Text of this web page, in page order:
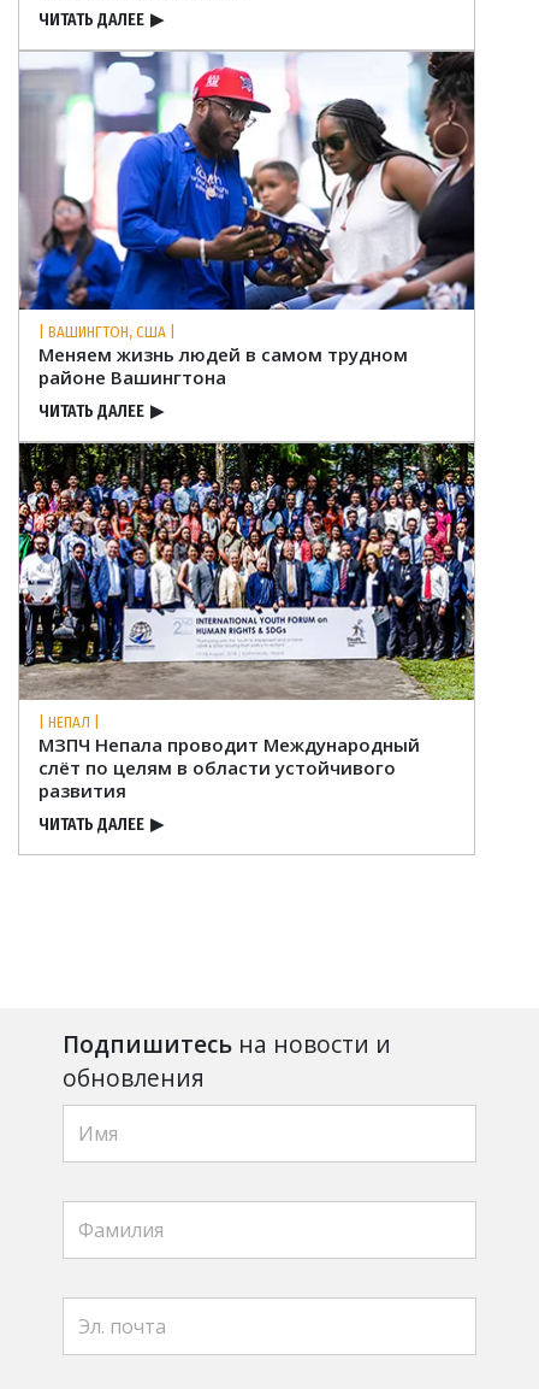
ЧИТАТЬ ДАЛЕЕ ▶
| ВАШИНГТОН, США |
Меняем жизнь людей в самом трудном
районе Вашингтона
ЧИТАТЬ ДАЛЕЕ ▶
| НЕПАЛ |
МЗПЧ Непала проводит Международный
слёт по целям в области устойчивого
развития
ЧИТАТЬ ДАЛЕЕ ▶
Подпишитесь на новости и
обновления